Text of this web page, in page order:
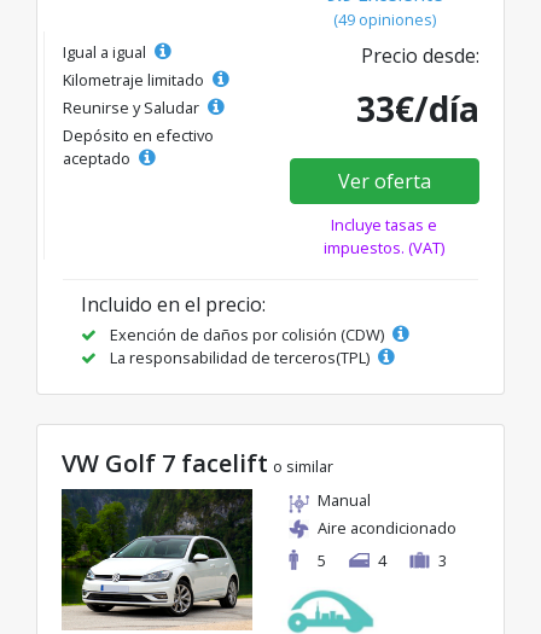
(49 opiniones)
Igual a igual
Kilometraje limitado
Reunirse y Saludar
Depósito en efectivo
aceptado
Precio desde:
33€/día
Ver oferta
Incluye tasas e
impuestos. (VAT)
Incluido en el precio:
Exención de daños por colisión (CDW)
La responsabilidad de terceros(TPL)
VW Golf 7 facelift o similar
Manual
Aire acondicionado
5
4 3